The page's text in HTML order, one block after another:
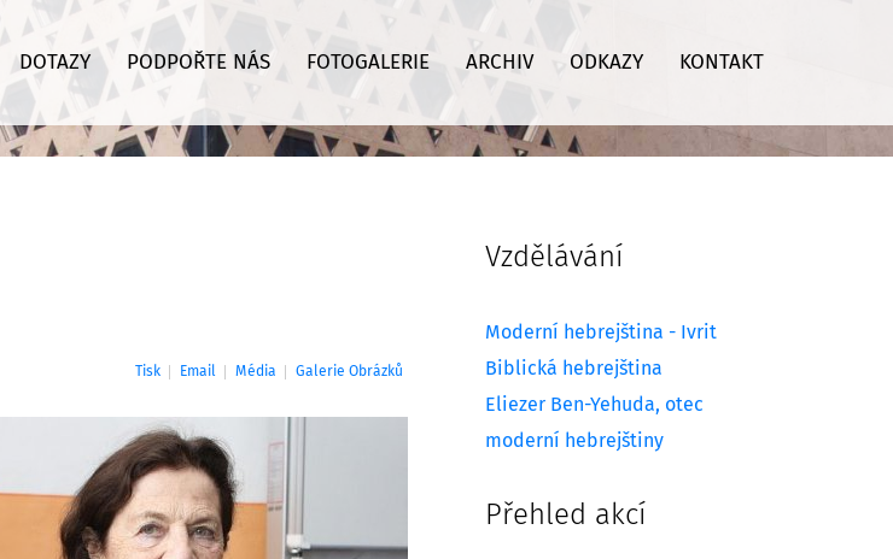
DOTAZY PODPOŘTE NÁS FOTOGALERIE ARCHIV ODKAZY KONTAKT
Tisk Email Média Galerie Obrázků
Vzdělávání
Moderní hebrejština - Ivrit
Biblická hebrejština
Eliezer Ben-Yehuda, otec
moderní hebrejštiny
Přehled akcí